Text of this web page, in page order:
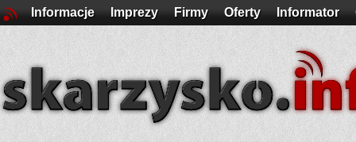
Informacje Imprezy Firmy Oferty Informator